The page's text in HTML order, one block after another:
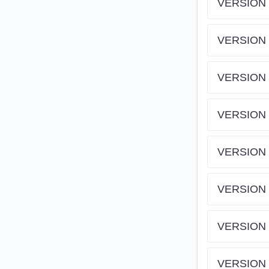
VERSION
VERSION
VERSION
VERSION
VERSION
VERSION
VERSION
VERSION